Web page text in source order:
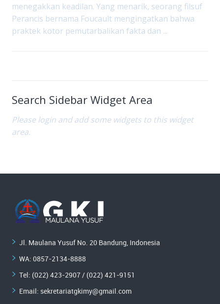
menegakkan keadilan. Yang menarik, seorang filsuf
Perancis bernama Foucault mengingatkan bahwa
praktek kotor pemutarbalikan fakta dan ...
Search Sidebar Widget Area
Please login and add some widgets to this widget
area.
Jl. Maulana Yusuf No. 20 Bandung, Indonesia
WA: 0857-2134-8888
Tel: (022) 423-2907 / (022) 421-9151
Email: sekretariatgkimy@gmail.com